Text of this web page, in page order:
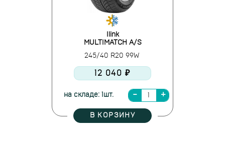
Ilink
MULTIMATCH A/S
245/40 R20 99W
12 040 ₽
на складе: 1шт.
В КОРЗИНУ